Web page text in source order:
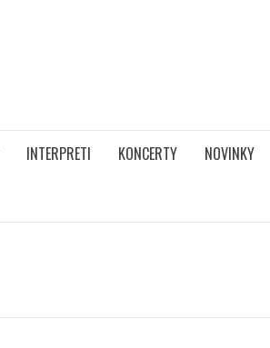
INTERPRETI KONCERTY NOVINKY